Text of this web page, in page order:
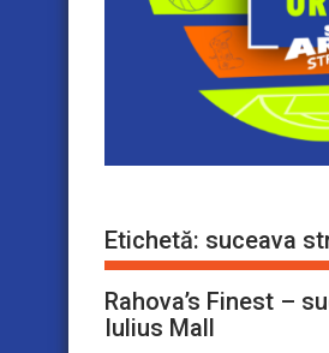
Etichetă: suceava
Rahova’s Finest –
Iulius Mall